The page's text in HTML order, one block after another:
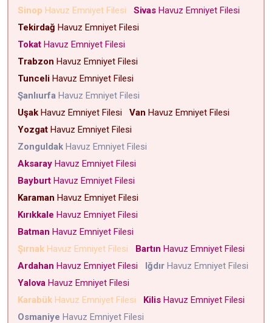
Sinop Havuz Emniyet Filesi Sivas Havuz Emniyet Filesi
Tekirdağ Havuz Emniyet Filesi
Tokat Havuz Emniyet Filesi
Trabzon Havuz Emniyet Filesi
Tunceli Havuz Emniyet Filesi
Şanlıurfa Havuz Emniyet Filesi
Uşak Havuz Emniyet Filesi Van Havuz Emniyet Filesi
Yozgat Havuz Emniyet Filesi
Zonguldak Havuz Emniyet Filesi
Aksaray Havuz Emniyet Filesi
Bayburt Havuz Emniyet Filesi
Karaman Havuz Emniyet Filesi
Kırıkkale Havuz Emniyet Filesi
Batman Havuz Emniyet Filesi
Şırnak Havuz Emniyet Filesi Bartın Havuz Emniyet Filesi
Ardahan Havuz Emniyet Filesi Iğdır Havuz Emniyet Filesi
Yalova Havuz Emniyet Filesi
Karabük Havuz Emniyet Filesi Kilis Havuz Emniyet Filesi
Osmaniye Havuz Emniyet Filesi